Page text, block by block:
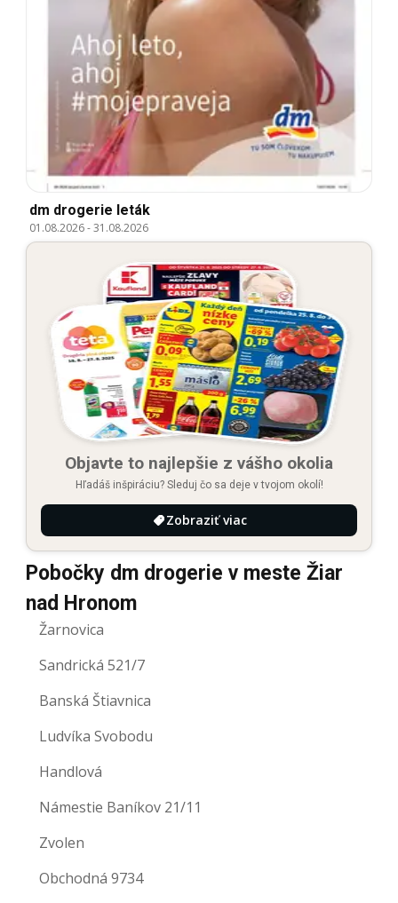
dm drogerie leták
01.08.2026-31.08.2026
Objavte to najlepšie z vášho okolia
Hľadáš inšpiráciu? Sleduj čo sa deje v tvojom okolí!
Zobraziť viac
Pobočky dm drogerie v meste Žiar
nad Hronom
Žarnovica
Sandrická 521/7
Banská Štiavnica
Ludvíka Svobodu
Handlová
Námestie Baníkov 21/11
Zvolen
Obchodná 9734